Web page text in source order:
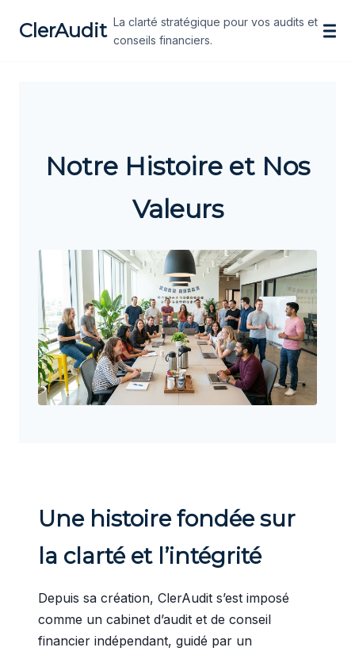
ClerAudit La clarté stratégique pour vos audits et
conseils financiers.
Notre Histoire et Nos
Valeurs
Une histoire fondée sur
la clarté et l’intégrité
Depuis sa création, ClerAudit s’est imposé
comme un cabinet d’audit et de conseil
financier indépendant, guidé par un